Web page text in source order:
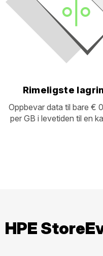
Rimeligste
Oppbevar data til bare €
per GB i levetiden til en
HPE